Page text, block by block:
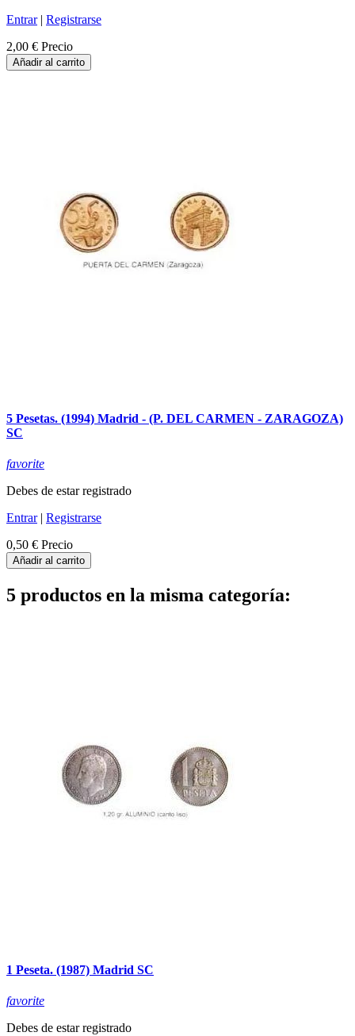
Entrar| Registrarse
2,00 € Precio
Añadir al carrito
5 Pesetas. (1994) Madrid - (P. DEL CARMEN - ZARAGOZA)
SC
favorite
Debes de estar registrado
Entrar| Registrarse
0,50 € Precio
Añadir al carrito
5 productos en la misma categoría:
1 Peseta. (1987) Madrid SC
favorite
Debes de estar registrado